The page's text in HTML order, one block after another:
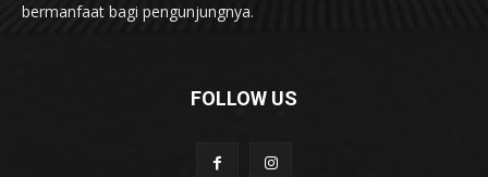
bermanfaat bagi pengunjungnya.
FOLLOW US